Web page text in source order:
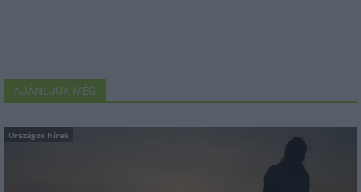
AJÁNLJUK MÉG
Országos hírek